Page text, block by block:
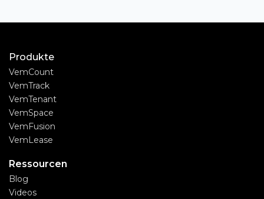
Produkte
VemCount
VemTrack
VemTenant
VemSpace
VemFusion
VemLease
Ressourcen
Blog
Videos